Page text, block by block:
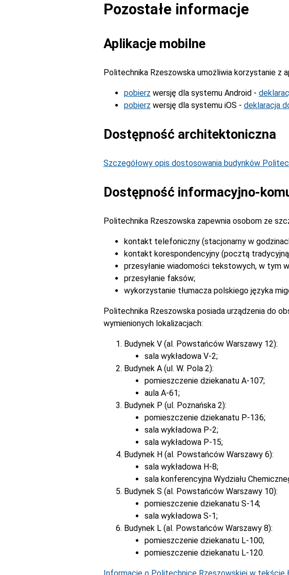
Pozostałe informacje
Aplikacje mobilne
Politechnika Rzeszowska umożliwia korzystanie z
pobierz wersję dla systemu Android -
pobierz wersję dla systemu iOS - deklaracja
Dostępność architektoniczna
Szczegółowy opis dostosowania budynków
Dostępność informacyjno-
Politechnika Rzeszowska zapewnia osobom ze
kontakt telefoniczny (stacjonarny w
kontakt korespondencyjny (pocztą
przesyłanie wiadomości tekstowych, w tym
przesyłanie faksów;
wykorzystanie tłumacza polskiego języka
Politechnika Rzeszowska posiada urządzenia do
wymienionych lokalizacjach:
Budynek V (al. Powstańców Warszawy 12):
sala wykładowa V-2;
Budynek A (ul. W. Pola 2):
pomieszczenie dziekanatu A-107;
aula A-61;
Budynek P (ul. Poznańska 2):
pomieszczenie dziekanatu P-136;
sala wykładowa P-2;
sala wykładowa P-15;
Budynek H (al. Powstańców Warszawy 6):
sala wykładowa H-8;
sala konferencyjna Wydziału
Budynek S (al. Powstańców Warszawy 10):
pomieszczenie dziekanatu S-14;
sala wykładowa S-1;
Budynek L (al. Powstańców Warszawy 8):
pomieszczenie dziekanatu L-100;
pomieszczenie dziekanatu L-120.